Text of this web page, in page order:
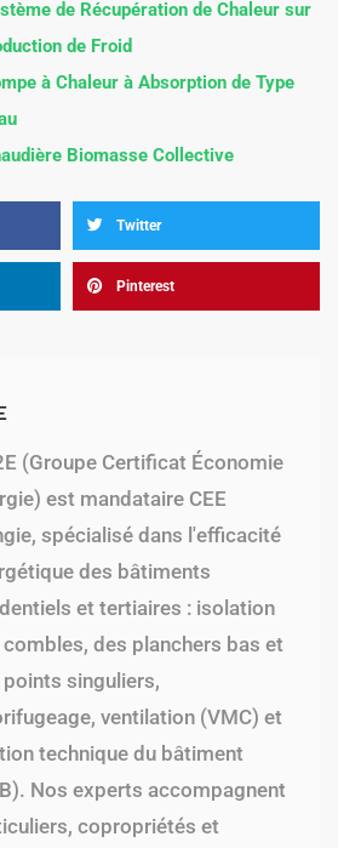
de Récupération de Chaleur sur
de Froid
à Chaleur à Absorption de Type
Biomasse Collective
Twitter
Pinterest
(Groupe Certificat Économie
est mandataire CEE
spécialisé dans l'efficacité
des bâtiments
et tertiaires : isolation
des planchers bas et
singuliers,
ventilation (VMC) et
technique du bâtiment
Nos experts accompagnent
copropriétés et